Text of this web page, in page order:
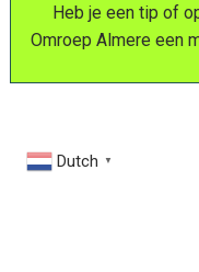
Heb je een tip of
Omroep Almere een
Dutch ▼